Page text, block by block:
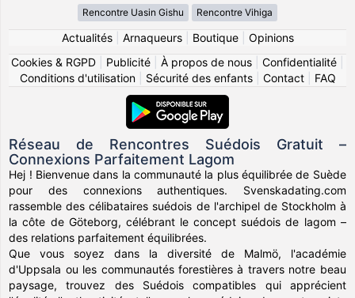
Rencontre Uasin Gishu Rencontre Vihiga
Actualités| Arnaqueurs| Boutique| Opinions
Cookies & RGPD
Publicité À propos de nous Confidentialité
Conditions d'utilisation| Sécurité des enfants| Contact| FAQ
Réseau de Rencontres Suédois Gratuit –
Connexions Parfaitement Lagom
Hej ! Bienvenue dans la communauté la plus équilibrée de Suède
pour des connexions authentiques. Svenskadating.com
rassemble des célibataires suédois de l'archipel de Stockholm à
la côte de Göteborg, célébrant le concept suédois de lagom –
des relations parfaitement équilibrées.
Que vous soyez dans la diversité de Malmö, l'académie
d'Uppsala ou les communautés forestières à travers notre beau
paysage, trouvez des Suédois compatibles qui apprécient